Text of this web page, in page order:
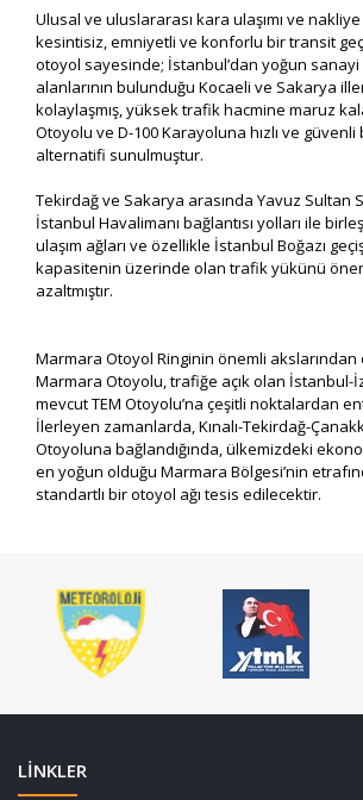
Ulusal ve uluslararası kara ulaşımı ve nakliye
kesintisiz, emniyetli ve konforlu bir transit
otoyol sayesinde; İstanbul’dan yoğun
alanlarının bulunduğu Kocaeli ve Sakarya
kolaylaşmış, yüksek trafik hacmine maruz
Otoyolu ve D-100 Karayoluna hızlı ve güvenli
alternatifi sunulmuştur.
Tekirdağ ve Sakarya arasında Yavuz Sultan
İstanbul Havalimanı bağlantısı yolları ile
ulaşım ağları ve özellikle İstanbul Boğazı
kapasitenin üzerinde olan trafik yükünü
azaltmıştır.
Marmara Otoyol Ringinin önemli akslarından
Marmara Otoyolu, trafiğe açık olan İstanbul-
mevcut TEM Otoyolu’na çeşitli noktalardan
İlerleyen zamanlarda, Kınalı-Tekirdağ-
Otoyoluna bağlandığında, ülkemizdeki
en yoğun olduğu Marmara Bölgesi’nin
standartlı bir otoyol ağı tesis edilecektir.
LİNKLER